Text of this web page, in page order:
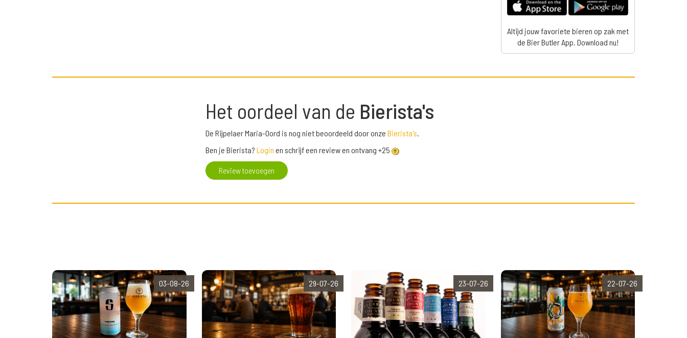
Altijd jouw favoriete bieren op zak met
de Bier Butler App. Download nu!
Het oordeel van de Bierista's
De Rijpelaer Maria-Oord is nog niet beoordeeld door onze Bierista's.
Ben je Bierista? Login en schrijf een review en ontvang +25
Review toevoegen
03-08-26 29-07-26 23-07-26 22-07-26